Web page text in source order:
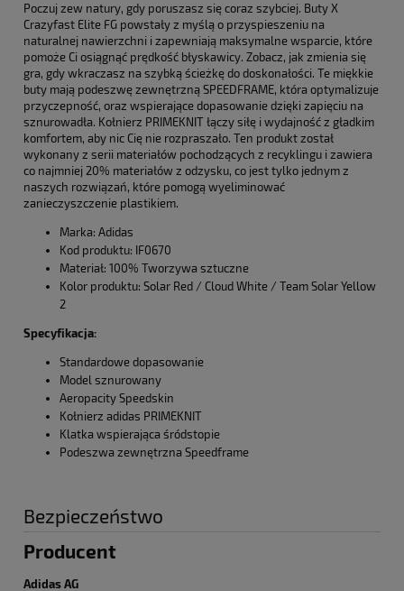
Poczuj zew natury, gdy poruszasz się coraz szybciej. Buty X
Crazyfast Elite FG powstały z myślą o przyspieszeniu na
naturalnej nawierzchni i zapewniają maksymalne wsparcie, które
pomoże Ci osiągnąć prędkość błyskawicy. Zobacz, jak zmienia się
gra, gdy wkraczasz na szybką ścieżkę do doskonałości. Te miękkie
buty mają podeszwę zewnętrzną SPEEDFRAME, która optymalizuje
przyczepność, oraz wspierające dopasowanie dzięki zapięciu na
sznurowadła. Kołnierz PRIMEKNIT łączy siłę i wydajność z gładkim
komfortem, aby nic Cię nie rozpraszało. Ten produkt został
wykonany z serii materiałów pochodzących z recyklingu i zawiera
co najmniej 20% materiałów z odzysku, co jest tylko jednym z
naszych rozwiązań, które pomogą wyeliminować
zanieczyszczenie plastikiem.
Marka: Adidas
Kod produktu: IF0670
Materiał: 100% Tworzywa sztuczne
Kolor produktu: Solar Red / Cloud White / Team Solar Yellow
2
Specyfikacja:
Standardowe dopasowanie
Model sznurowany
Aeropacity Speedskin
Kołnierz adidas PRIMEKNIT
Klatka wspierająca śródstopie
Podeszwa zewnętrzna Speedframe
Bezpieczeństwo
Producent
Adidas AG